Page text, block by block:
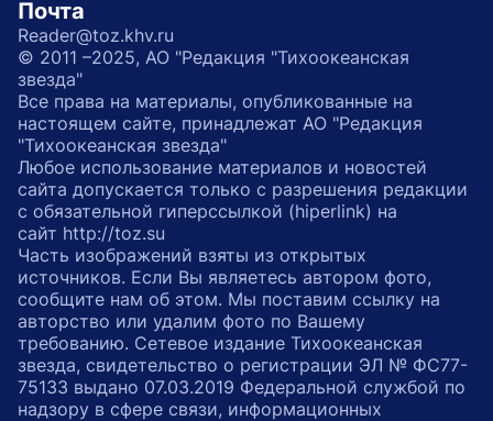
Почта
Reader@toz.khv.ru
© 2011 –2025, АО "Редакция "Тихоокеанская
звезда"
Все права на материалы, опубликованные на
настоящем сайте, принадлежат АО "Редакция
"Тихоокеанская звезда"
Любое использование материалов и новостей
сайта допускается только с разрешения редакции
с обязательной гиперссылкой (hiperlink) на
сайт http://toz.su
Часть изображений взяты из открытых
источников. Если Вы являетесь автором фото,
сообщите нам об этом. Мы поставим ссылку на
авторство или удалим фото по Вашему
требованию. Сетевое издание Тихоокеанская
звезда, свидетельство о регистрации ЭЛ № ФС77-
75133 выдано 07.03.2019 Федеральной службой по
надзору в сфере связи, информационных